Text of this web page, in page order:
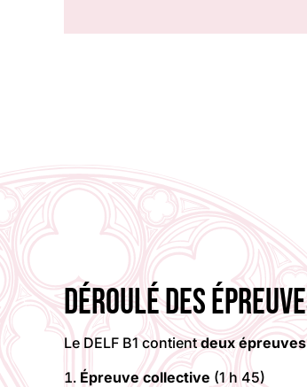
DÉROULÉ DES
Le DELF B1 contientdeux
Épreuve collective (1 h 45)